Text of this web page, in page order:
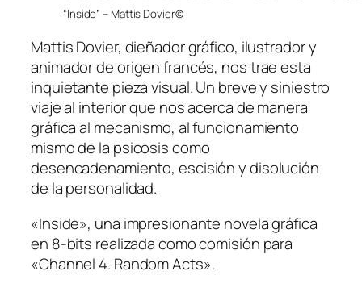
“Inside” – Mattis Dovier©
Mattis Dovier, dieñador gráfico, ilustrador y
animador de origen francés, nos trae esta
inquietante pieza visual. Un breve y siniestro
viaje al interior que nos acerca de manera
gráfica al mecanismo, al funcionamiento
mismo de la psicosis como
desencadenamiento, escisión y disolución
de la personalidad.
«Inside», una impresionante novela gráfica
en 8-bits realizada como comisión para
«Channel 4. Random Acts».